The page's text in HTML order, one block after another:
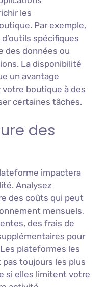
les
Par exemple,
spécifiques
des données ou
La disponibilité
un avantage
boutique à des
certaines tâches.
des
impactera
Analysez
des coûts qui peut
mensuels,
des frais de
pour
plateformes les
toujours les plus
si elles limitent votre